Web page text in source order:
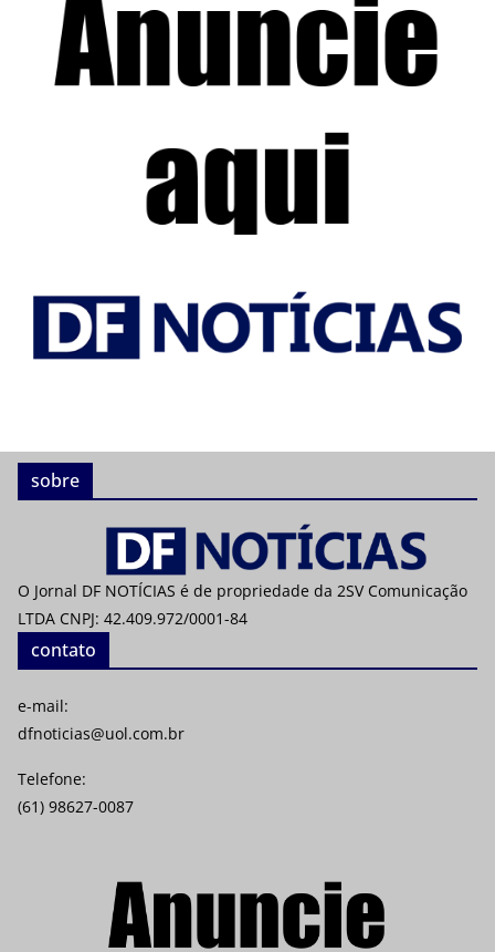
sobre
O Jornal DF NOTÍCIAS é de propriedade da 2SV Comunicação
LTDA CNPJ: 42.409.972/0001-84
contato
e-mail:
dfnoticias@uol.com.br
Telefone:
(61) 98627-0087